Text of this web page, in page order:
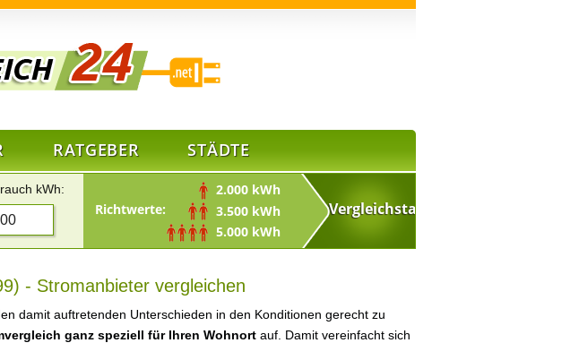
RATGEBER STÄDTE
kWh:
Richtwerte:
2.000 kWh
3.500 kWh
5.000 kWh
- Stromanbieter vergleichen
damit auftretenden Unterschieden in den Konditionen gerecht zu
ganz speziell für Ihren Wohnort auf. Damit vereinfacht sich